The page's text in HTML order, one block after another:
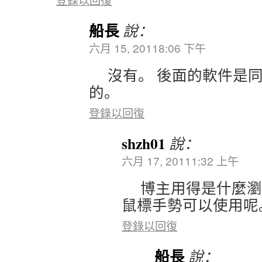
船長 說：
六月 15, 20118:06 下午
沒有。 後面的軟件是
的。
登錄以回復
shzh01 說：
六月 17, 20111:32 上午
博主用得是什麼
鼠標手勢可以使用
登錄以回復
船長 說：